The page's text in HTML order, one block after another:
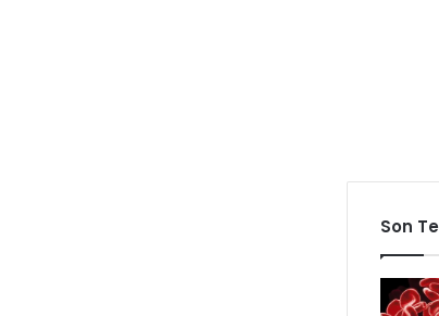
Son